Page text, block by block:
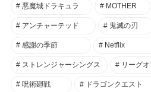
悪魔城ドラキュラ MOTHER
アンチャーテッド 鬼滅の刃
感謝の季節 Netflix
ストレンジャーシングス リーグ
呪術廻戦 ドラゴンクエスト